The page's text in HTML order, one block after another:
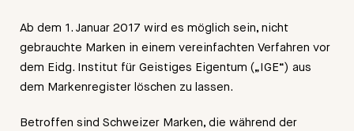
Ab dem 1. Januar 2017 wird es möglich sein, nicht
gebrauchte Marken in einem vereinfachten Verfahren vor
dem Eidg. Institut für Geistiges Eigentum („IGE“) aus
dem Markenregister löschen zu lassen.
Betroffen sind Schweizer Marken, die während der